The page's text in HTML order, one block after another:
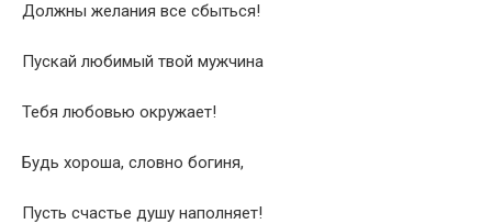
Должны желания все сбыться!
Пускай любимый твой мужчина
Тебя любовью окружает!
Будь хороша, словно богиня,
Пусть счастье душу наполняет!